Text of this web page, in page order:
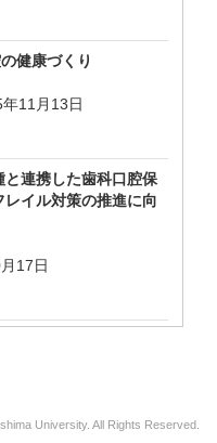
健康づくり
11月13日
連携した歯科口腔保
イル対策の推進に向
17日
University. All Rights Reserved.